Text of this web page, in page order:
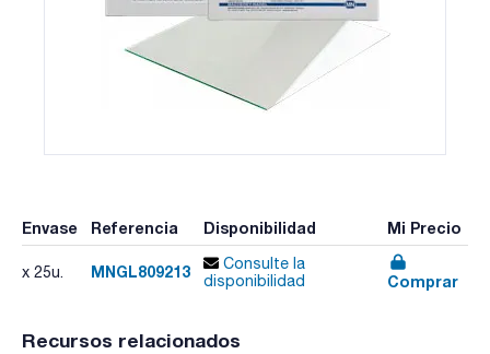
Envase Referencia Disponibilidad Mi Precio
x 25u. MNGL809213
Consulte la
disponibilidad
Comprar
Recursos relacionados